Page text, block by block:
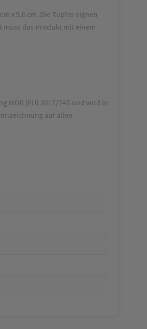
x 5,0 cm. Die Tupfer eignen
das Produkt mit einem
MDR (EU) 2017/745 und wird in
auf allen